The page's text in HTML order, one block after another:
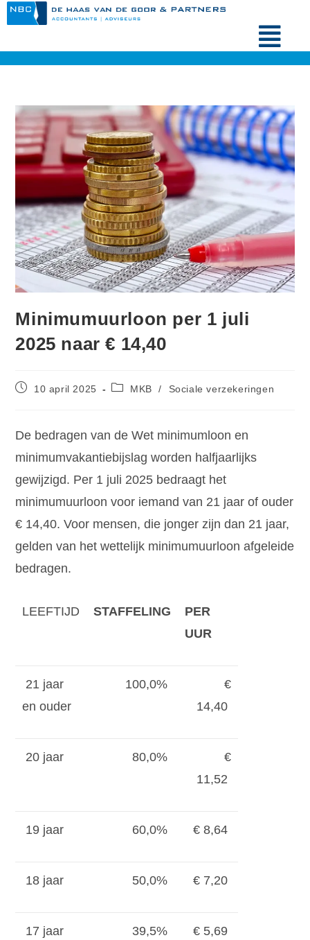
Minimumuurloon per 1 juli
2025 naar € 14,40
10 april 2025 MKB / Sociale verzekeringen
De bedragen van de Wet minimumloon en
minimumvakantiebijslag worden halfjaarlijks
gewijzigd. Per 1 juli 2025 bedraagt het
minimumuurloon voor iemand van 21 jaar of ouder
€ 14,40. Voor mensen, die jonger zijn dan 21 jaar,
gelden van het wettelijk minimumuurloon afgeleide
bedragen.
LEEFTIJD STAFFELING
PER
UUR
21 jaar
en ouder
100,0%
€
14,40
20 jaar 80,0%
€
11,52
19 jaar 60,0% € 8,64
18 jaar 50,0% € 7,20
17 jaar 39,5% € 5,69